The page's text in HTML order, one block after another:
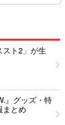
ト2」が生
』グッズ・特
まとめ